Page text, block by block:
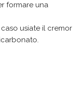
formare una
usiate il cremor